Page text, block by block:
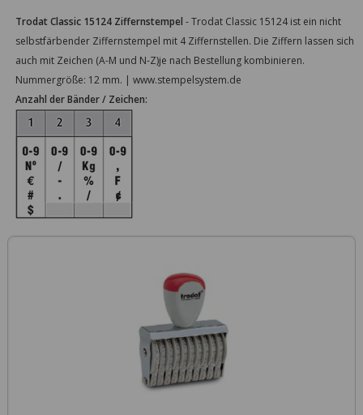
Trodat Classic 15124 Ziffernstempel -Trodat Classic 15124 ist ein nicht
selbstfärbender Ziffernstempel mit 4 Ziffernstellen. Die Ziffern lassen sich
auch mit Zeichen (A-M und N-Z)je nach Bestellung kombinieren.
Nummergröße: 12 mm. | www.stempelsystem.de
Anzahl der Bänder / Zeichen: